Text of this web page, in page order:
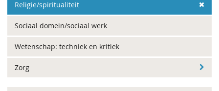
Religie/spiritualiteit
Sociaal domein/sociaal werk
Wetenschap: techniek en kritiek
Zorg